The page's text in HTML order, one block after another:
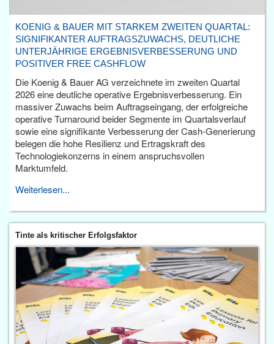
KOENIG & BAUER MIT STARKEM ZWEITEN QUARTAL:
SIGNIFIKANTER AUFTRAGSZUWACHS, DEUTLICHE
UNTERJÄHRIGE ERGEBNISVERBESSERUNG UND
POSITIVER FREE CASHFLOW
Die Koenig & Bauer AG verzeichnete im zweiten Quartal
2026 eine deutliche operative Ergebnisverbesserung. Ein
massiver Zuwachs beim Auftragseingang, der erfolgreiche
operative Turnaround beider Segmente im Quartalsverlauf
sowie eine signifikante Verbesserung der Cash-Generierung
belegen die hohe Resilienz und Ertragskraft des
Technologiekonzerns in einem anspruchsvollen
Marktumfeld.
Weiterlesen...
Tinte als kritischer Erfolgsfaktor